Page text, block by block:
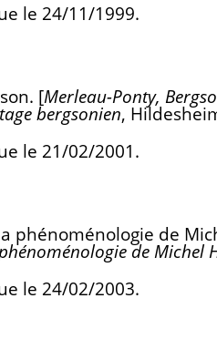
le 24/11/1999.
[Merleau-Ponty,
bergsonien,
le 21/02/2001.
phénoménologie de
de Michel
le 24/02/2003.